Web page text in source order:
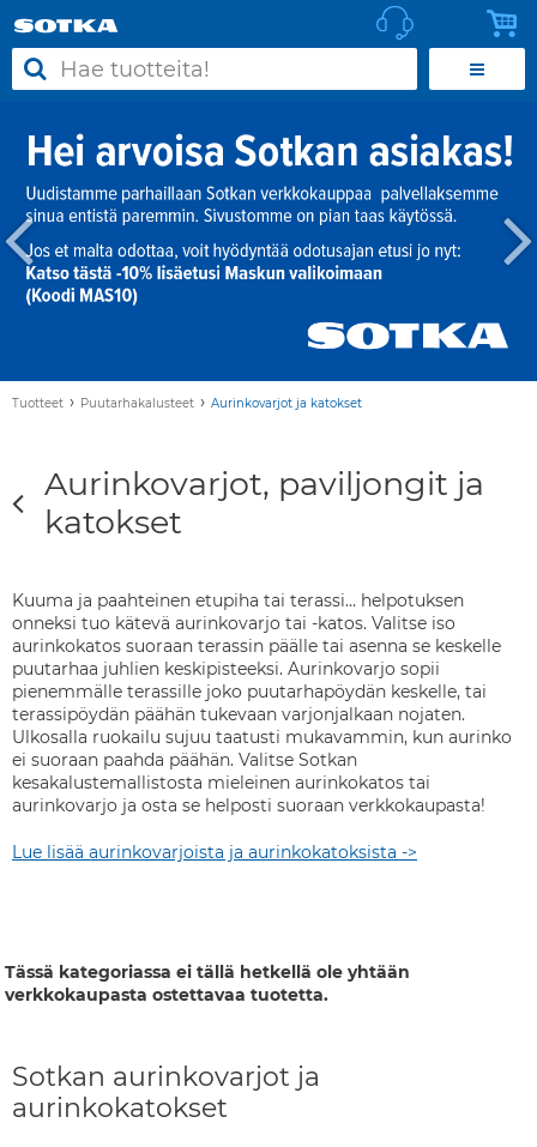
Tuotteet › Puutarhakalusteet › Aurinkovarjot ja katokset
Aurinkovarjot, paviljongit ja
katokset
Kuuma ja paahteinen etupiha tai terassi... helpotuksen
onneksi tuo kätevä aurinkovarjo tai -katos. Valitse iso
aurinkokatos suoraan terassin päälle tai asenna se keskelle
puutarhaa juhlien keskipisteeksi. Aurinkovarjo sopii
pienemmälle terassille joko puutarhapöydän keskelle, tai
terassipöydän päähän tukevaan varjonjalkaan nojaten.
Ulkosalla ruokailu sujuu taatusti mukavammin, kun aurinko
ei suoraan paahda päähän. Valitse Sotkan
kesakalustemallistosta mieleinen aurinkokatos tai
aurinkovarjo ja osta se helposti suoraan verkkokaupasta!
Lue lisää aurinkovarjoista ja aurinkokatoksista ->
Tässä kategoriassa ei tällä hetkellä ole yhtään
verkkokaupasta ostettavaa tuotetta.
Sotkan aurinkovarjot ja
aurinkokatokset